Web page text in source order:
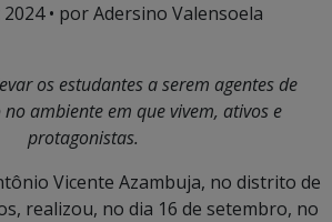
• por Adersino Valensoela
os estudantes a serem agentes de
ambiente em que vivem, ativos e
protagonistas.
Vicente Azambuja, no distrito de
realizou, no dia 16 de setembro, no